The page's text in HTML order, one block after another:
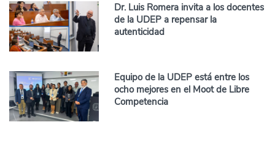
Dr. Luis Romera invita a los docentes
de la UDEP a repensar la
autenticidad
Equipo de la UDEP está entre los
ocho mejores en el Moot de Libre
Competencia